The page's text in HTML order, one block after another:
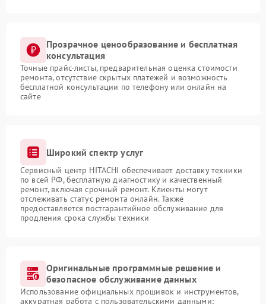
Прозрачное ценообразование и бесплатная
консультация
Точные прайс-листы, предварительная оценка стоимости
ремонта, отсутствие скрытых платежей и возможность
бесплатной консультации по телефону или онлайн на
сайте
Широкий спектр услуг
Сервисный центр HITACHI обеспечивает доставку техники
по всей РФ, бесплатную диагностику и качественный
ремонт, включая срочный ремонт. Клиенты могут
отслеживать статус ремонта онлайн. Также
предоставляется постгарантийное обслуживание для
продления срока службы техники
Оригинальные программные решение и
безопасное обслуживание данных
Использование официальных прошивок и инструментов,
аккуратная работа с пользовательскими данными: